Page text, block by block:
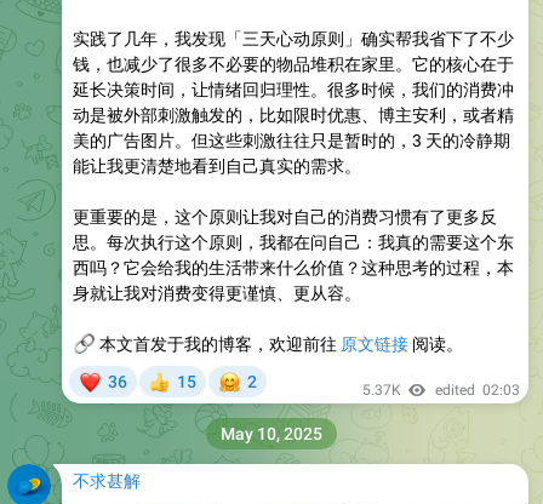
实践了几年，我发现「三天心动原则」确实帮我省下了不少
钱，也减少了很多不必要的物品堆积在家里。它的核心在于
延长决策时间，让情绪回归理性。很多时候，我们的消费冲
动是被外部刺激触发的，比如限时优惠、博主安利，或者精
美的广告图片。但这些刺激往往只是暂时的，3 天的冷静期
能让我更清楚地看到自己真实的需求。
更重要的是，这个原则让我对自己的消费习惯有了更多反
思。每次执行这个原则，我都在问自己：我真的需要这个东
西吗？它会给我的生活带来什么价值？这种思考的过程，本
身就让我对消费变得更谨慎、更从容。
本文首发于我的博客，欢迎前往 原文链接阅读。
36 15
🤗
2 5.37K edited 02:03
不求甚解
May 10, 2025